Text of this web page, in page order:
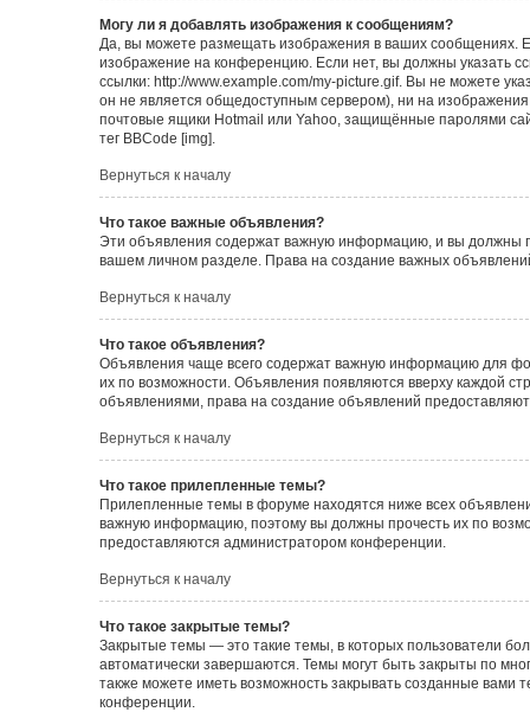
Могу ли я добавлять изображения к сообщениям?
Да, вы можете размещать изображения в ваших сообщениях.
изображение на конференцию. Если нет, вы должны указать
ссылки: http://www.example.com/my-picture.gif. Вы не можете
он не является общедоступным сервером), ни на
почтовые ящики Hotmail или Yahoo, защищённые паролями
тег BBCode [img].
Вернуться к началу
Что такое важные объявления?
Эти объявления содержат важную информацию, и вы должны
вашем личном разделе. Права на создание важных
Вернуться к началу
Что такое объявления?
Объявления чаще всего содержат важную информацию для
их по возможности. Объявления появляются вверху каждой
объявлениями, права на создание объявлений
Вернуться к началу
Что такое прилепленные темы?
Прилепленные темы в форуме находятся ниже всех
важную информацию, поэтому вы должны прочесть их по
предоставляются администратором конференции.
Вернуться к началу
Что такое закрытые темы?
Закрытые темы — это такие темы, в которых пользователи
автоматически завершаются. Темы могут быть закрыты по
также можете иметь возможность закрывать созданные вами
конференции.